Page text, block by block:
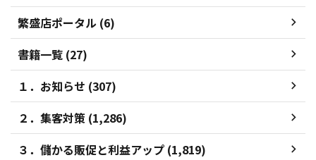
繁盛店ポータル (6)
書籍一覧 (27)
１．お知らせ (307)
２．集客対策 (1,286)
３．儲かる販促と利益アップ (1,819)